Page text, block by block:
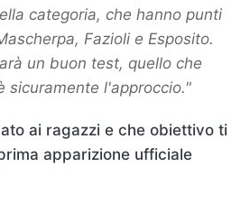
categoria, che hanno punti
Fazioli e Esposito.
un buon test, quello che
sicuramente l'approccio."
ai ragazzi e che obiettivo ti
apparizione ufficiale